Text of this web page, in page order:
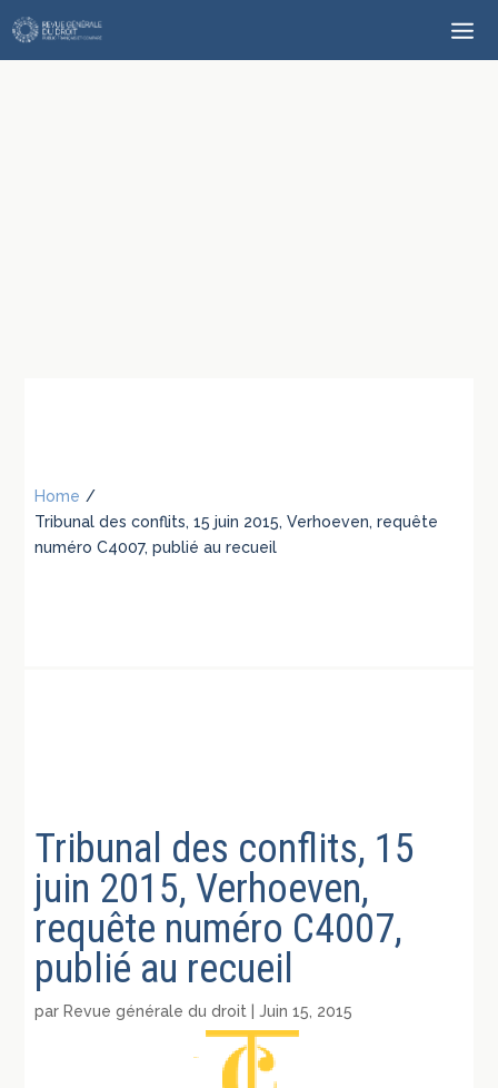
Home /
Tribunal des conflits, 15 juin 2015, Verhoeven, requête
numéro C4007, publié au recueil
Tribunal des conflits, 15
juin 2015, Verhoeven,
requête numéro C4007,
publié au recueil
par Revue générale du droit |Juin 15, 2015